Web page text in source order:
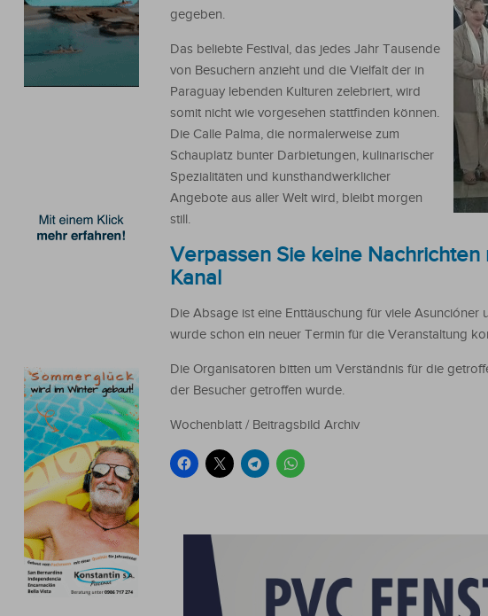
gegeben.
Das beliebte Festival, das jedes Jahr Tausende
von Besuchern anzieht und die Vielfalt der in
Paraguay lebenden Kulturen zelebriert, wird
somit nicht wie vorgesehen stattfinden können.
Die Calle Palma, die normalerweise zum
Schauplatz bunter Darbietungen, kulinarischer
Spezialitäten und kunsthandwerklicher
Angebote aus aller Welt wird, bleibt morgen
still.
Verpassen Sie keine
Kanal
Die Absage ist eine Enttäuschung für viele
wurde schon ein neuer Termin für die Veranstaltung
Die Organisatoren bitten um Verständnis für die
der Besucher getroffen wurde.
Wochenblatt / Beitragsbild Archiv